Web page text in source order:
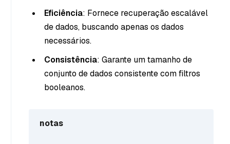
Eficiência: Fornece recuperação escalável
de dados, buscando apenas os dados
necessários.
Consistência: Garante um tamanho de
conjunto de dados consistente com filtros
booleanos.
notas